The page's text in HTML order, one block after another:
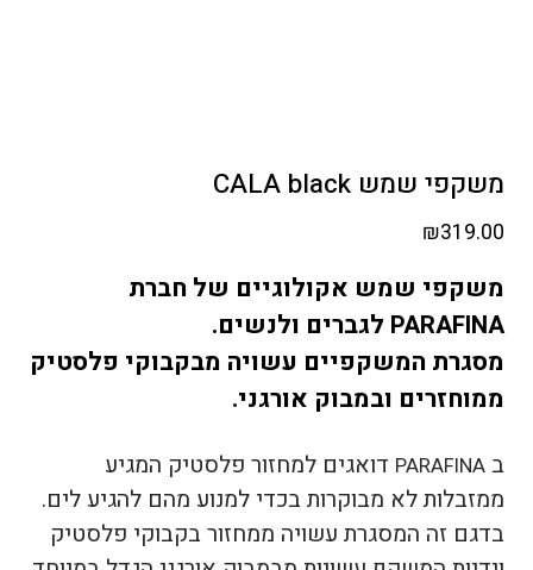
משקפי שמש CALA black
₪319.00
משקפי שמש אקולוגיים של חברת
PARAFINA לגברים ולנשים.
מסגרת המשקפיים עשויה מבקבוקי פלסטיק
ממוחזרים ובמבוק אורגני.
ב PARAFINA דואגים למחזור פלסטיק המגיע
ממזבלות לא מבוקרות בכדי למנוע מהם להגיע לים.
בדגם זה המסגרת עשויה ממחזור בקבוקי פלסטיק